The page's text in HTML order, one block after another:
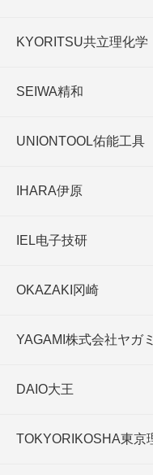
KYORITSU共立理化学
SEIWA精和
UNIONTOOL佑能工具
IHARA伊原
IEL电子技研
OKAZAKI冈崎
YAGAMI株式会社ヤガミ
DAIO大王